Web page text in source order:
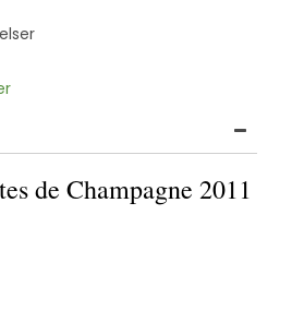
de Champagne 2011